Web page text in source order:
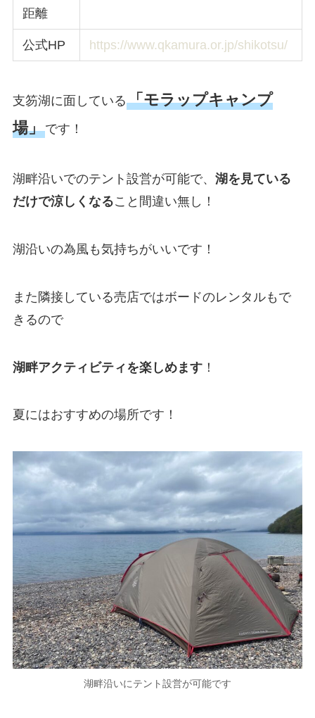
距離
公式HP https://www.qkamura.or.jp/shikotsu/
支笏湖に面している「モラップキャンプ
場」です！
湖畔沿いでのテント設営が可能で、 湖を見ている
だけで涼しくなること間違い無し！
湖沿いの為風も気持ちがいいです！
また隣接している売店ではボードのレンタルもで
きるので
湖畔アクティビティを楽しめます！
夏にはおすすめの場所です！
湖畔沿いにテント設営が可能です